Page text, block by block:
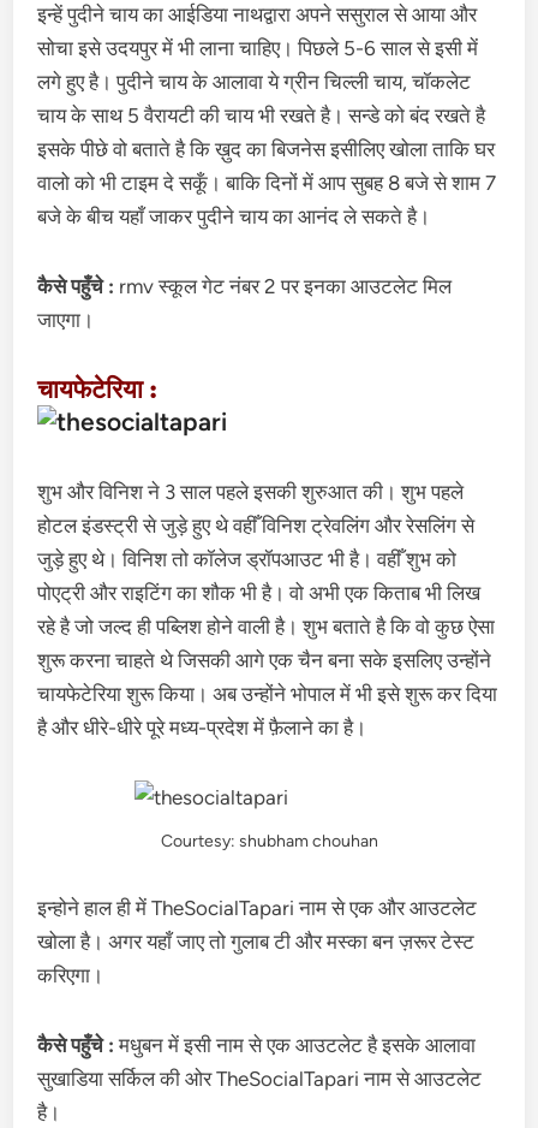
इन्हें पुदीने चाय का आईडिया नाथद्वारा अपने ससुराल से आया और
सोचा इसे उदयपुर में भी लाना चाहिए। पिछले 5-6 साल से इसी में
लगे हुए है। पुदीने चाय के आलावा ये ग्रीन चिल्ली चाय, चॉकलेट
चाय के साथ 5 वैरायटी की चाय भी रखते है। सन्डे को बंद रखते है
इसके पीछे वो बताते है कि ख़ुद का बिजनेस इसीलिए खोला ताकि घर
वालो को भी टाइम दे सकूँ। बाकि दिनों में आप सुबह 8 बजे से शाम 7
बजे के बीच यहाँ जाकर पुदीने चाय का आनंद ले सकते है।
कैसे पहुँचे : rmv स्कूल गेट नंबर 2 पर इनका आउटलेट मिल
जाएगा।
चायफेटेरिया :
शुभ और विनिश ने 3 साल पहले इसकी शुरुआत की। शुभ पहले
होटल इंडस्ट्री से जुड़े हुए थे वहीँ विनिश ट्रेवलिंग और रेसलिंग से
जुड़े हुए थे। विनिश तो कॉलेज ड्रॉपआउट भी है। वहीँ शुभ को
पोएट्री और राइटिंग का शौक भी है। वो अभी एक किताब भी लिख
रहे है जो जल्द ही पब्लिश होने वाली है। शुभ बताते है कि वो कुछ ऐसा
शुरू करना चाहते थे जिसकी आगे एक चैन बना सके इसलिए उन्होंने
चायफेटेरिया शुरू किया। अब उन्होंने भोपाल में भी इसे शुरू कर दिया
है और धीरे-धीरे पूरे मध्य-प्रदेश में फ़ैलाने का है।
Courtesy: shubham chouhan
इन्होने हाल ही में TheSocialTapari नाम से एक और आउटलेट
खोला है। अगर यहाँ जाए तो गुलाब टी और मस्का बन ज़रूर टेस्ट
करिएगा।
कैसे पहुँचे : मधुबन में इसी नाम से एक आउटलेट है इसके आलावा
सुखाडिया सर्किल की ओर TheSocialTapari नाम से आउटलेट
है।